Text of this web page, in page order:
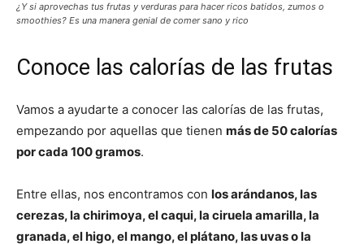
¿Y si aprovechas tus frutas y verduras para hacer ricos batidos, zumos o
smoothies? Es una manera genial de comer sano y rico
Conoce las calorías de las frutas
Vamos a ayudarte a conocer las calorías de las frutas,
empezando por aquellas que tienen más de 50 calorías
por cada 100 gramos.
Entre ellas, nos encontramos con los arándanos, las
cerezas, la chirimoya, el caqui, la ciruela amarilla, la
granada, el higo, el mango, el plátano, las uvas o la